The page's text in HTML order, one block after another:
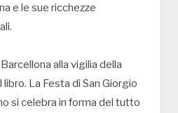
e le sue ricchezze
alla vigilia della
La Festa di San Giorgio
si celebra in forma del tutto